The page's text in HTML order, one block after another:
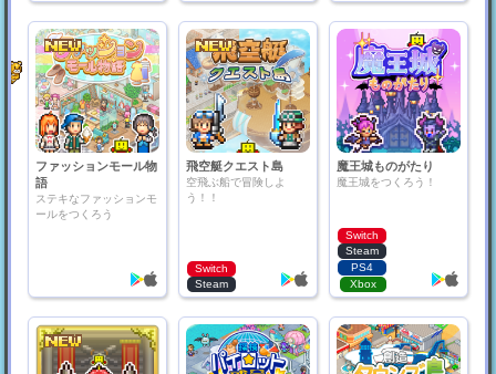
ファッションモール物
語
ステキなファッションモ
ールをつくろう
飛空艇クエスト島
空飛ぶ船で冒険しよ
う！！
Switch
Steam
魔王城ものがたり
魔王城をつくろう！
Switch
Steam
PS4
Xbox